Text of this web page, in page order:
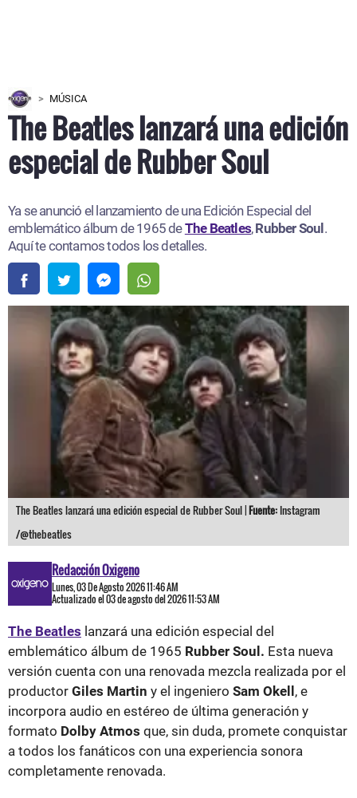
MÚSICA
The Beatles lanzará una edición
especial de Rubber Soul
Ya se anunció el lanzamiento de una Edición Especial del
emblemático álbum de 1965 deThe Beatles,Rubber Soul .
Aquí te contamos todos los detalles.
The Beatles lanzará una edición especial de Rubber Soul |Fuente: Instagram
/@thebeatles
Redacción Oxigeno
Lunes, 03 De Agosto 2026 11:46 AM
Actualizado el 03 de agosto del 2026 11:53 AM
The Beatles lanzará una edición especial del
emblemático álbum de 1965 Rubber Soul. Esta nueva
versión cuenta con una renovada mezcla realizada por el
productor Giles Martin y el ingeniero Sam Okell , e
incorpora audio en estéreo de última generación y
formato Dolby Atmos que, sin duda, promete conquistar
a todos los fanáticos con una experiencia sonora
completamente renovada.